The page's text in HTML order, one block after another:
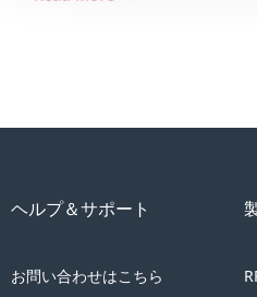
ヘルプ＆サポート
お問い合わせはこちら